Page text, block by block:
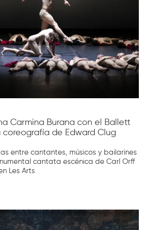
Carmina Burana con el Ballett
coreografía de Edward Clug
entre cantantes, músicos y bailarines
cantata escénica de Carl Orff
Les Arts